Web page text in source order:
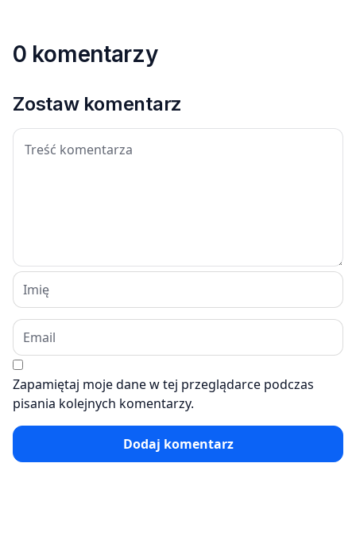
0 komentarzy
Zostaw komentarz
Zapamiętaj moje dane w tej przeglądarce podczas
pisania kolejnych komentarzy.
Dodaj komentarz